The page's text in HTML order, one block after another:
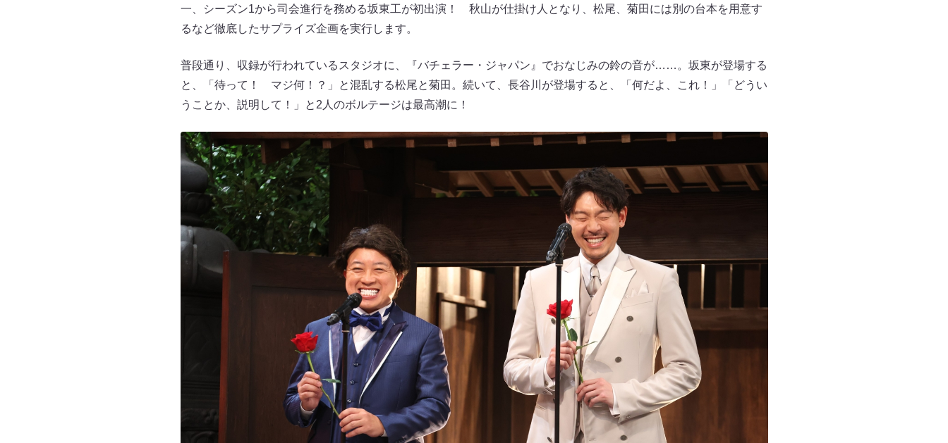
一、シーズン1から司会進行を務める坂東工が初出演！ 秋山が仕掛け人となり、松尾、菊田には別の台本を用意す
るなど徹底したサプライズ企画を実行します。
普段通り、収録が行われているスタジオに、『バチェラー・ジャパン』でおなじみの鈴の音が……。坂東が登場する
と、「待って！ マジ何！？」と混乱する松尾と菊田。続いて、長谷川が登場すると、「何だよ、これ！」「どうい
うことか、説明して！」と2人のボルテージは最高潮に！